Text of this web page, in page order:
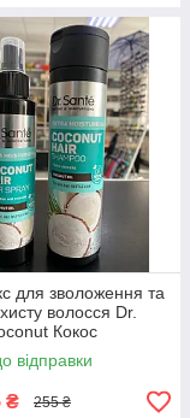
для зволоження та
волосся Dr.
Кокос
250 мл + Спрей
відправки
₴ 255 ₴